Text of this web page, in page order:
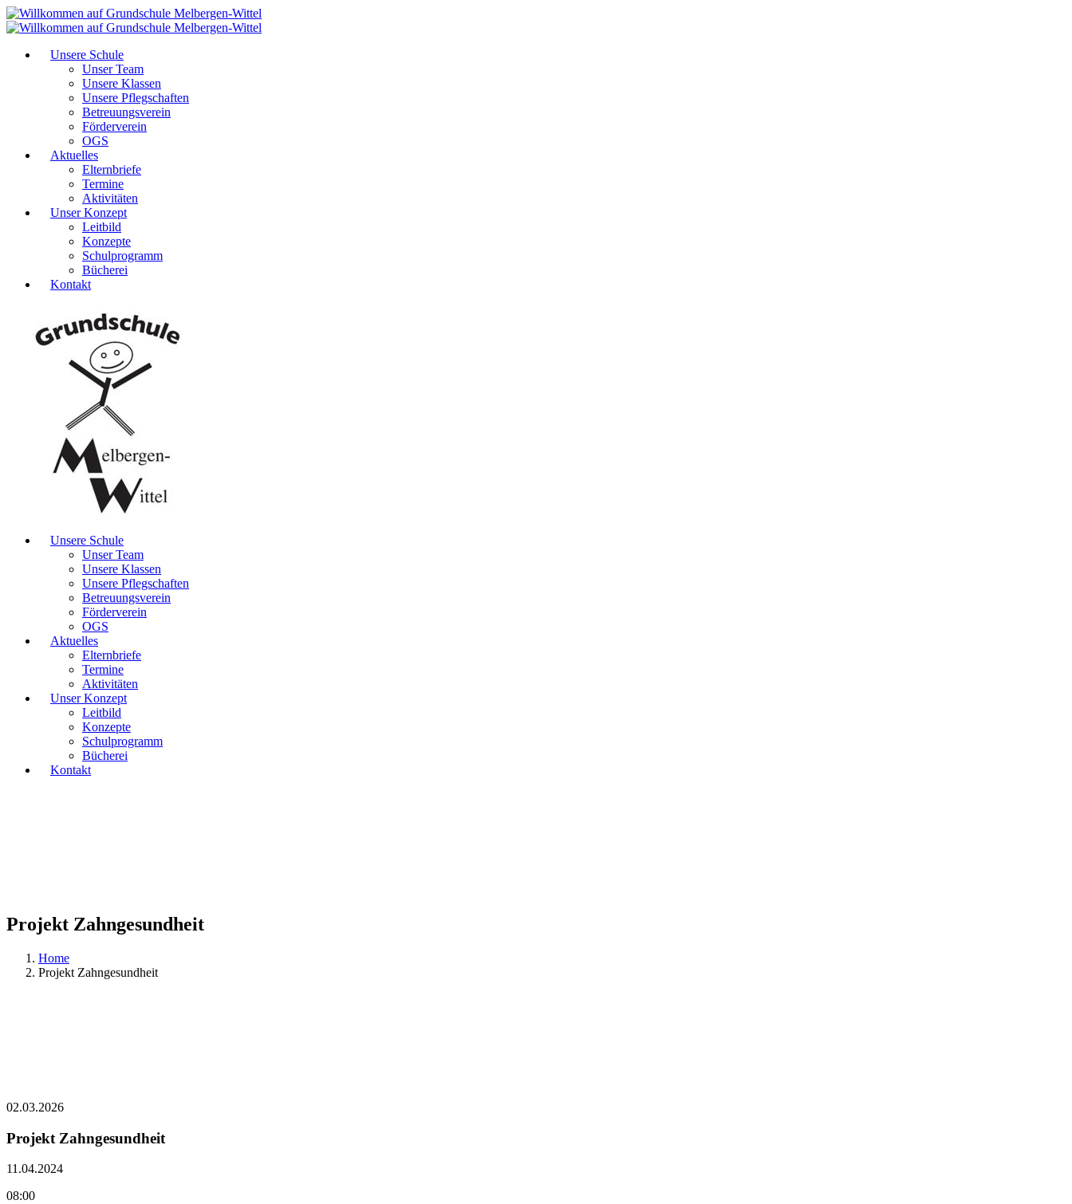
Unsere Schule
Unser Team
Unsere Klassen
Unsere Pflegschaften
Betreuungsverein
Förderverein
OGS
Aktuelles
Elternbriefe
Termine
Aktivitäten
Unser Konzept
Leitbild
Konzepte
Schulprogramm
Bücherei
Kontakt
Unsere Schule
Unser Team
Unsere Klassen
Unsere Pflegschaften
Betreuungsverein
Förderverein
OGS
Aktuelles
Elternbriefe
Termine
Aktivitäten
Unser Konzept
Leitbild
Konzepte
Schulprogramm
Bücherei
Kontakt
Projekt Zahngesundheit
Home
Projekt Zahngesundheit
02.03.2026
Projekt Zahngesundheit
11.04.2024
08:00